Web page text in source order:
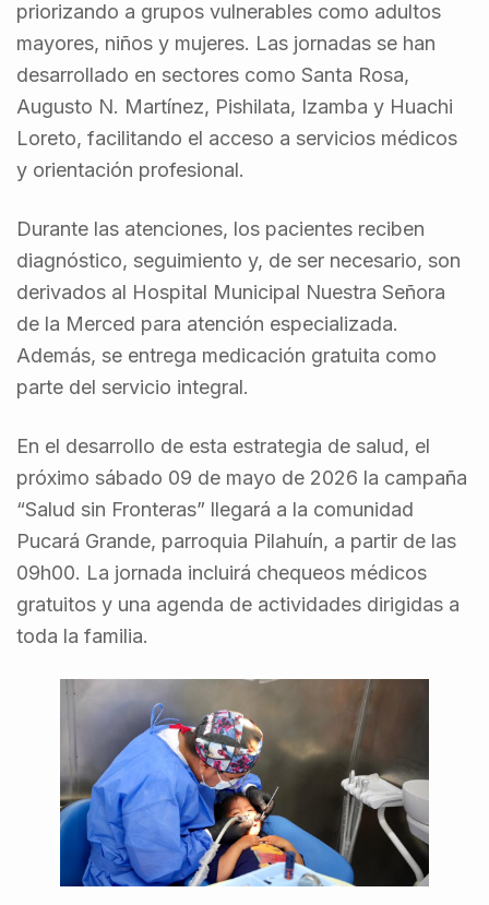
priorizando a grupos vulnerables como adultos
mayores, niños y mujeres. Las jornadas se han
desarrollado en sectores como Santa Rosa,
Augusto N. Martínez, Pishilata, Izamba y Huachi
Loreto, facilitando el acceso a servicios médicos
y orientación profesional.
Durante las atenciones, los pacientes reciben
diagnóstico, seguimiento y, de ser necesario, son
derivados al Hospital Municipal Nuestra Señora
de la Merced para atención especializada.
Además, se entrega medicación gratuita como
parte del servicio integral.
En el desarrollo de esta estrategia de salud, el
próximo sábado 09 de mayo de 2026 la campaña
“Salud sin Fronteras” llegará a la comunidad
Pucará Grande, parroquia Pilahuín, a partir de las
09h00. La jornada incluirá chequeos médicos
gratuitos y una agenda de actividades dirigidas a
toda la familia.